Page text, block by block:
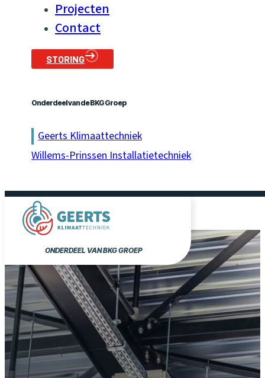
Projecten
Contact
STORING
Onderdeel van de BKG Groep
Geerts Klimaattechniek
Willems-Prinssen Installatietechniek
ONDERDEEL VAN BKG GROEP